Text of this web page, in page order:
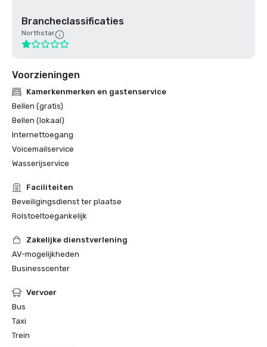
Brancheclassificaties
Northstar
Voorzieningen
Kamerkenmerken en gastenservice
Bellen (gratis)
Bellen (lokaal)
Internettoegang
Voicemailservice
Wasserijservice
Faciliteiten
Beveiligingsdienst ter plaatse
Rolstoeltoegankelijk
Zakelijke dienstverlening
AV-mogelijkheden
Businesscenter
Vervoer
Bus
Taxi
Trein